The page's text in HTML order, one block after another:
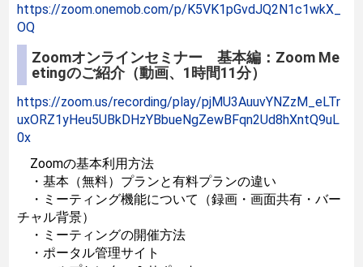
https://zoom.onemob.com/p/K5VK1pGvdJQ2N1c1wkX_
OQ
Zoomオンラインセミナー 基本編：Zoom Me
etingのご紹介（動画、1時間11分）
https://zoom.us/recording/play/pjMU3AuuvYNZzM_eLTr
uxORZ1yHeu5UBkDHzYBbueNgZewBFqn2Ud8hXntQ9uL
0x
Zoomの基本利用方法
・基本（無料）プランと有料プランの違い
・ミーティング機能について（録画・画面共有・バー
チャル背景）
・ミーティングの開催方法
・ポータル管理サイト